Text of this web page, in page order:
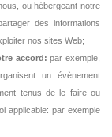
ou hébergeant notre
des informations
nos sites Web;
accord: par exemple,
un évènement
tenus de le faire ou
applicable: par exemple